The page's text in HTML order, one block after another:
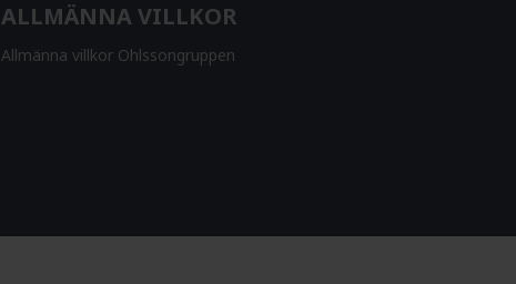
ALLMÄNNA VILLKOR
Allmänna villkor Ohlssongruppen